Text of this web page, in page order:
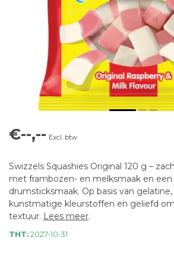
€--,-- Excl. btw
Swizzels Squashies Original 120 g –
met frambozen- en melksmaak en een
drumsticksmaak. Op basis van gelatine,
kunstmatige kleurstoffen en geliefd
textuur. Lees meer.
THT: 2027-10-31